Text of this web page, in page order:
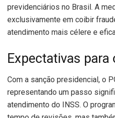
previdenciários no Brasil. A
exclusivamente em coibir
atendimento mais célere e
Expectativas para
Com a sanção presidencial, o
representando um passo
atendimento do INSS. O